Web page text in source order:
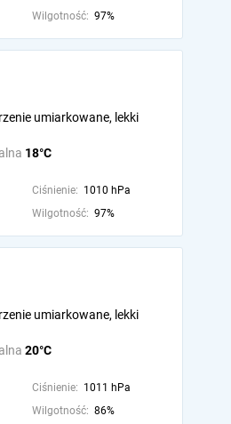
Wilgotność: 97%
18°C
umiarkowane, lekki
Ciśnienie: 1010 hPa
Wilgotność: 97%
20°C
umiarkowane, lekki
Ciśnienie: 1011 hPa
Wilgotność: 86%